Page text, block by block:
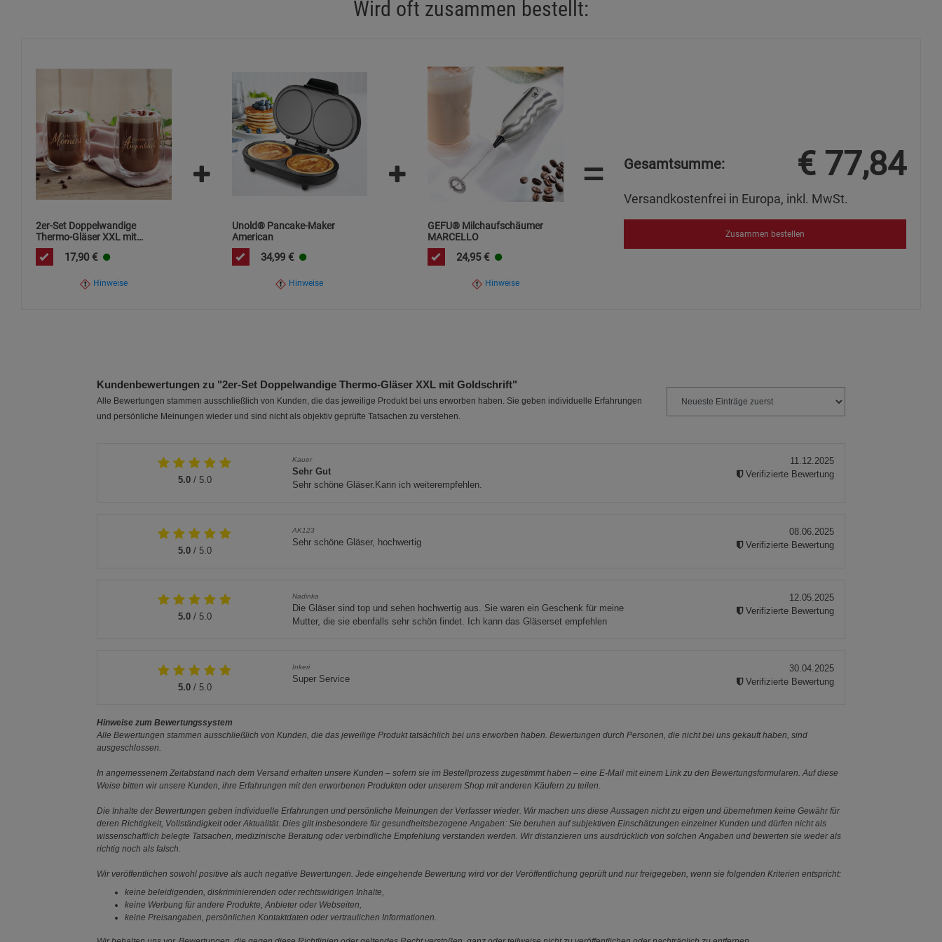
Wird oft zusammen bestellt:
2er-Set Doppelwandige
Thermo-Gläser XXL mit
Goldschrift
17,90 €
Hinweise
Unold® Pancake-Maker
American
34,99 €
Hinweise
GEFU® Milchaufschäumer
MARCELLO
24,95 €
Hinweise
= Gesamtsumme: € 77,84
Versandkostenfrei in Europa, inkl. MwSt.
Zusammen bestellen
Kundenbewertungen zu "2er-Set Doppelwandige Thermo-Gläser XXL mit Goldschrift"
Alle Bewertungen stammen ausschließlich von Kunden, die das jeweilige Produkt bei uns erworben haben. Sie geben individuelle Erfahrungen
und persönliche Meinungen wieder und sind nicht als objektiv geprüfte Tatsachen zu verstehen.
5.0/ 5.0
Kauer
Sehr Gut
Sehr schöne Gläser.Kann ich weiterempfehlen.
11.12.2025
Verifizierte Bewertung
5.0/ 5.0
AK123
Sehr schöne Gläser, hochwertig
08.06.2025
Verifizierte Bewertung
5.0/ 5.0
Nadinka
Die Gläser sind top und sehen hochwertig aus. Sie waren ein Geschenk für meine
Mutter, die sie ebenfalls sehr schön findet. Ich kann das Gläserset empfehlen
12.05.2025
Verifizierte Bewertung
5.0/ 5.0
Inkeri
Super Service
30.04.2025
Verifizierte Bewertung
Hinweise zum Bewertungssystem
Alle Bewertungen stammen ausschließlich von Kunden, die das jeweilige Produkt tatsächlich bei uns erworben haben. Bewertungen durch Personen, die nicht bei uns gekauft haben, sind
ausgeschlossen.
In angemessenem Zeitabstand nach dem Versand erhalten unsere Kunden – sofern sie im Bestellprozess zugestimmt haben – eine E-Mail mit einem Link zu den Bewertungsformularen. Auf diese
Weise bitten wir unsere Kunden, ihre Erfahrungen mit den erworbenen Produkten oder unserem Shop mit anderen Käufern zu teilen.
Die Inhalte der Bewertungen geben individuelle Erfahrungen und persönliche Meinungen der Verfasser wieder. Wir machen uns diese Aussagen nicht zu eigen und übernehmen keine Gewähr für
deren Richtigkeit, Vollständigkeit oder Aktualität. Dies gilt insbesondere für gesundheitsbezogene Angaben: Sie beruhen auf subjektiven Einschätzungen einzelner Kunden und dürfen nicht als
wissenschaftlich belegte Tatsachen, medizinische Beratung oder verbindliche Empfehlung verstanden werden. Wir distanzieren uns ausdrücklich von solchen Angaben und bewerten sie weder als
richtig noch als falsch.
Wir veröffentlichen sowohl positive als auch negative Bewertungen. Jede eingehende Bewertung wird vor der Veröffentlichung geprüft und nur freigegeben, wenn sie folgenden Kriterien entspricht:
keine beleidigenden, diskriminierenden oder rechtswidrigen Inhalte,
keine Werbung für andere Produkte, Anbieter oder Webseiten,
keine Preisangaben, persönlichen Kontaktdaten oder vertraulichen Informationen.
Statistik Cookies (2) Statistik Cookies
Marketing Cookies (3)
Beschreibung Marketing Cookies
Cookie-Informationenanzeigen
Datenschutzerklärung Impressum